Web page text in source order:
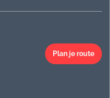
Plan je route